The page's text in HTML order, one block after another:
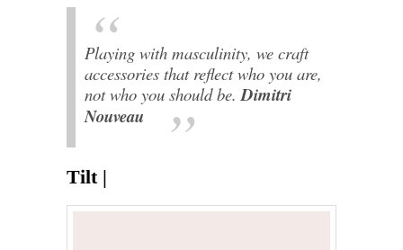
Playing with masculinity, we craft
accessories that reflectwho you are,
not who you should be.⁠ Dimitri
Nouveau
Tilt |